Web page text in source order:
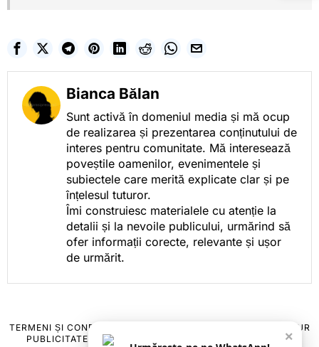
Bianca Bălan
Sunt activă în domeniul media și mă ocup
de realizarea și prezentarea conținutului de
interes pentru comunitate. Mă interesează
poveștile oamenilor, evenimentele și
subiectele care merită explicate clar și pe
înțelesul tuturor.
Îmi construiesc materialele cu atenție la
detalii și la nevoile publicului, urmărind să
ofer informații corecte, relevante și ușor
de urmărit.
TERMENI ȘI CONDIȚII
POLITICA DE ANULARE & RETUR
PUBLICITATE ONLINE & TIPĂRITĂ
CONTACT
×